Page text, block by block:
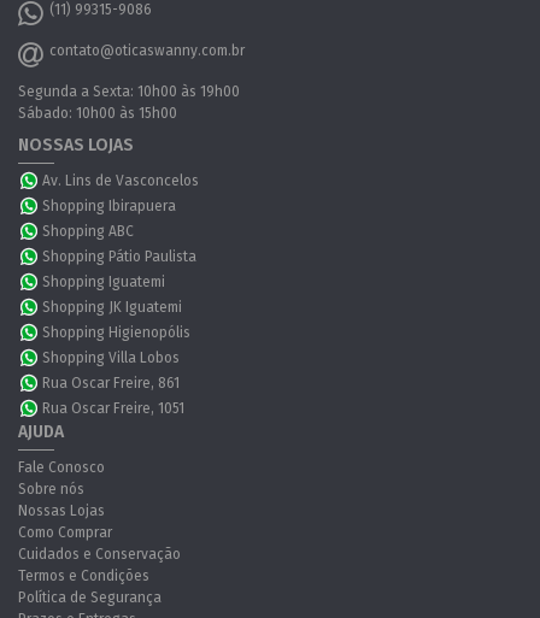
(11) 99315-9086
contato@oticaswanny.com.br
Segunda a Sexta: 10h00 às 19h00
Sábado: 10h00 às 15h00
NOSSAS LOJAS
Av. Lins de Vasconcelos
Shopping Ibirapuera
Shopping ABC
Shopping Pátio Paulista
Shopping Iguatemi
Shopping JK Iguatemi
Shopping Higienopólis
Shopping Villa Lobos
Rua Oscar Freire, 861
Rua Oscar Freire, 1051
AJUDA
Fale Conosco
Sobre nós
Nossas Lojas
Como Comprar
Cuidados e Conservação
Termos e Condições
Política de Segurança